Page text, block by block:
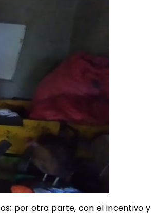
por otra parte, con el incentivo y